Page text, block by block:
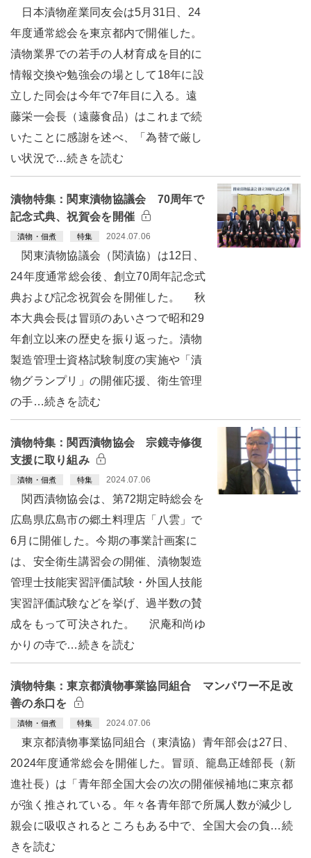
日本漬物産業同友会は5月31日、24
年度通常総会を東京都内で開催した。
漬物業界での若手の人材育成を目的に
情報交換や勉強会の場として18年に設
立した同会は今年で7年目に入る。遠
藤栄一会長（遠藤食品）はこれまで続
いたことに感謝を述べ、「為替で厳し
い状況で…続きを読む
漬物特集：関東漬物協議会 70周年で
記念式典、祝賀会を開催
漬物・佃煮 特集 2024.07.06
関東漬物協議会（関漬協）は12日、
24年度通常総会後、創立70周年記念式
典および記念祝賀会を開催した。 秋
本大典会長は冒頭のあいさつで昭和29
年創立以来の歴史を振り返った。漬物
製造管理士資格試験制度の実施や「漬
物グランプリ」の開催応援、衛生管理
の手…続きを読む
漬物特集：関西漬物協会 宗鏡寺修復
支援に取り組み
漬物・佃煮 特集 2024.07.06
関西漬物協会は、第72期定時総会を
広島県広島市の郷土料理店「八雲」で
6月に開催した。今期の事業計画案に
は、安全衛生講習会の開催、漬物製造
管理士技能実習評価試験・外国人技能
実習評価試験などを挙げ、過半数の賛
成をもって可決された。 沢庵和尚ゆ
かりの寺で…続きを読む
漬物特集：東京都漬物事業協同組合 マンパワー不足改
善の糸口を
漬物・佃煮 特集 2024.07.06
東京都漬物事業協同組合（東漬協）青年部会は27日、
2024年度通常総会を開催した。冒頭、籠島正雄部長（新
進社長）は「青年部全国大会の次の開催候補地に東京都
が強く推されている。年々各青年部で所属人数が減少し
親会に吸収されるところもある中で、全国大会の負…続
きを読む